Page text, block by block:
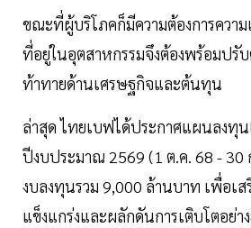
ขณะที่ผู้บริโภคก็มีความต้องการควา
ที่อยู่ในอุตสาหกรรมจึงต้องพร้อมปรั
ท้าทายด้านเศรษฐกิจและต้นทุน
ล่าสุด ไทยเบฟได้ประกาศแผนลงทุน
ปีงบประมาณ 2569 (1 ต.ค. 68 - 30
งบลงทุนรวม 9,000 ล้านบาท เพื่อเส
แข็งแกร่งและผลักดันการเติบโตอย่า